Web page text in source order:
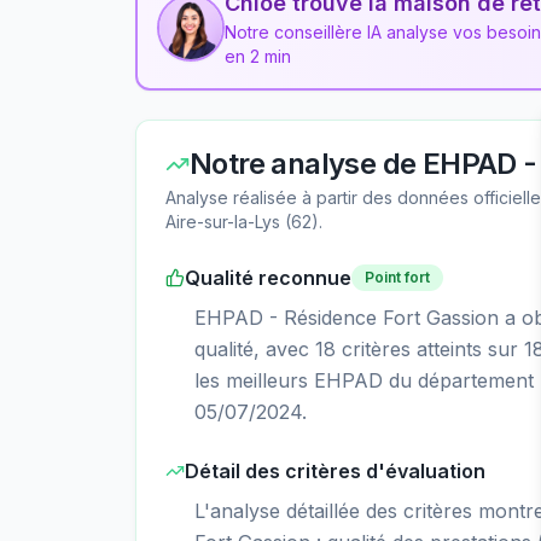
Notre conseillère IA analyse vos
en 2 min
Notre analyse de EHPAD
Analyse réalisée à partir des données
Aire-sur-la-Lys (62).
Qualité reconnue Point fort
EHPAD - Résidence Fort Gassion a
qualité, avec 18 critères atteints sur
les meilleurs EHPAD du
05/07/2024.
Détail des critères d'évaluation
L'analyse détaillée des critères